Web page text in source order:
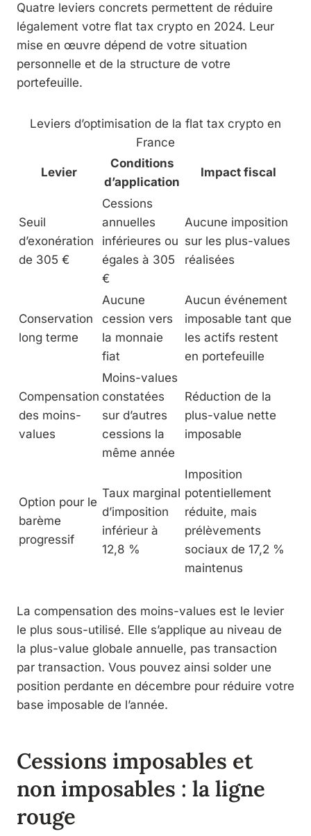
Quatre leviers concrets permettent de réduire
légalement votre flat tax crypto en 2024. Leur
mise en œuvre dépend de votre situation
personnelle et de la structure de votre
portefeuille.
Leviers d’optimisation de la flat tax crypto en
France
Levier
Conditions
d’application
Impact fiscal
Seuil
d’exonération
de 305 €
Cessions
annuelles
inférieures ou
égales à 305
€
Aucune imposition
sur les plus-values
réalisées
Conservation
long terme
Aucune
cession vers
la monnaie
fiat
Aucun événement
imposable tant que
les actifs restent
en portefeuille
Compensation
des moins-
values
Moins-values
constatées
sur d’autres
cessions la
même année
Réduction de la
plus-value nette
imposable
Option pour le
barème
progressif
Taux marginal
d’imposition
inférieur à
12,8 %
Imposition
potentiellement
réduite, mais
prélèvements
sociaux de 17,2 %
maintenus
La compensation des moins-values est le levier
le plus sous-utilisé. Elle s’applique au niveau de
la plus-value globale annuelle, pas transaction
par transaction. Vous pouvez ainsi solder une
position perdante en décembre pour réduire votre
base imposable de l’année.
Cessions imposables et
non imposables : la ligne
rouge